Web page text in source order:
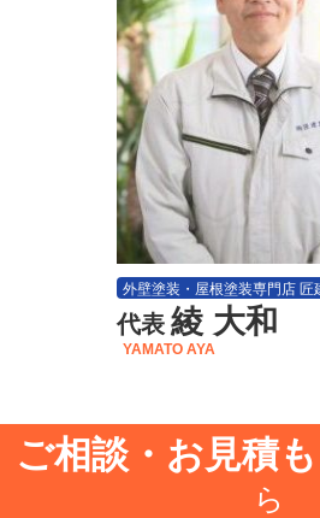
外壁塗装・屋根塗装専門店 匠
代表 綾 大和
YAMATO AYA
ご相談・お見積
ら